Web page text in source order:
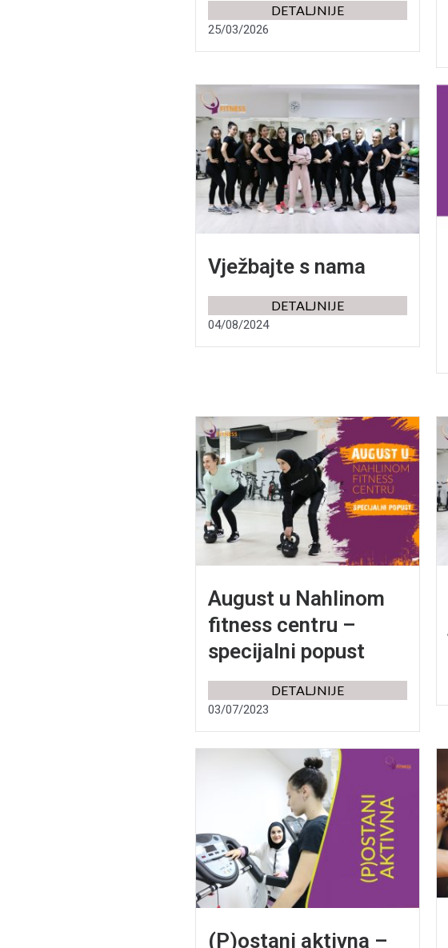
DETALJNIJE
25/03/2026
Vježbajte s nama
DETALJNIJE
04/08/2024
August u Nahlinom
fitness centru –
specijalni popust
DETALJNIJE
03/07/2023
(P)ostani aktivna –